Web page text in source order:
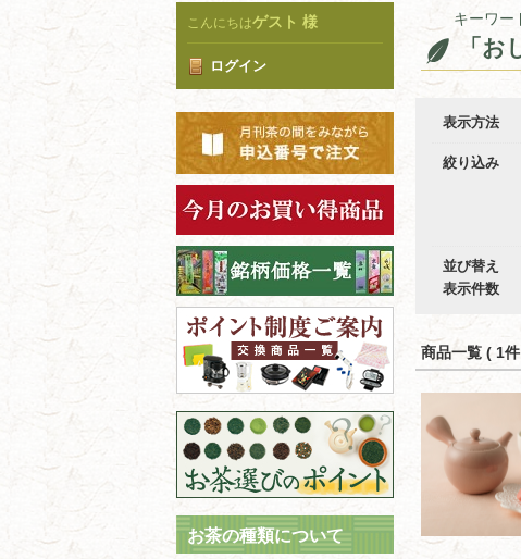
こんにちはゲスト 様
ログイン
お茶の種類について
キーワー
「
表示方法
絞り込み
並び替え
表示件数
商品一覧 ( 1